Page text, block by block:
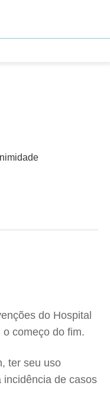
do Hospital
começo do fim.
ter seu uso
incidência de casos